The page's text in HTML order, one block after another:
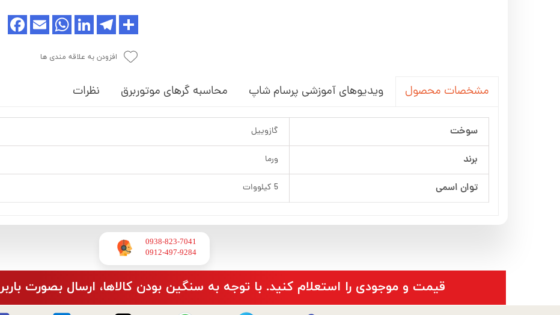
افزودن به علاقه مندی ها
مشخصات محصول ویدیوهای آموزشی پرسام شاپ محاسبه گرهای موتوربرق نظرات
سوخت گازوییل
برند ورما
توان اسمی 5 کیلووات
0938-823-7041
​​​​​​​0912-497-9284
​قیمت و موجودی را استعلام کنید. با توجه به سنگین بودن کالاها، ارسال بصورت